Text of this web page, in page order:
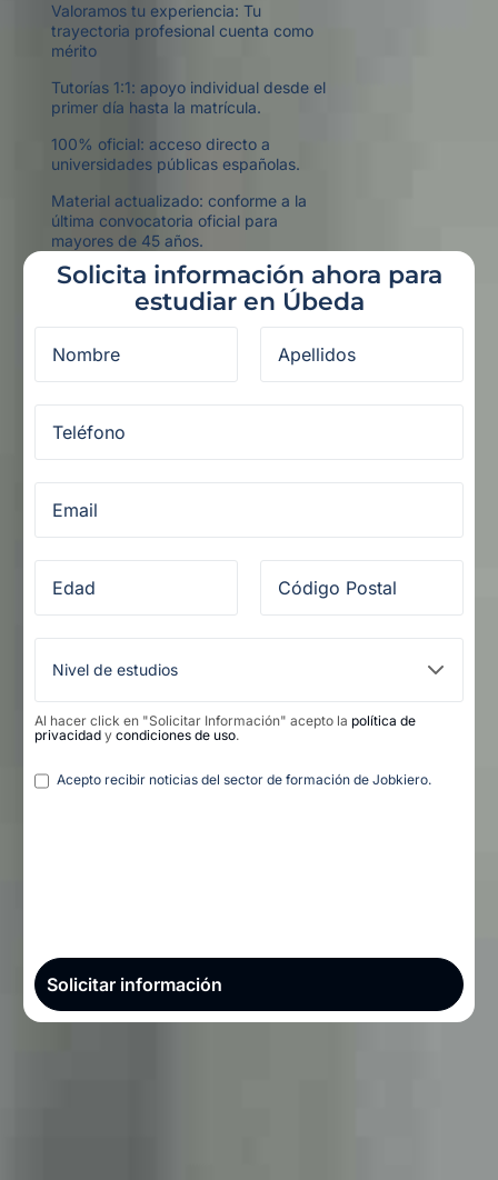
Valoramos tu experiencia: Tu
trayectoria profesional cuenta como
mérito
Tutorías 1:1: apoyo individual desde el
primer día hasta la matrícula.
100% oficial: acceso directo a
universidades públicas españolas.
Material actualizado: conforme a la
última convocatoria oficial para
mayores de 45 años.
Solicita información ahora para
estudiar en Úbeda
Al hacer click en "Solicitar Información" acepto la política de
privacidad y condiciones de uso.
Legal
Acepto recibir noticias del sector de formación de Jobkiero.